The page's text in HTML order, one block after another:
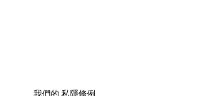
我們的 私隱條例